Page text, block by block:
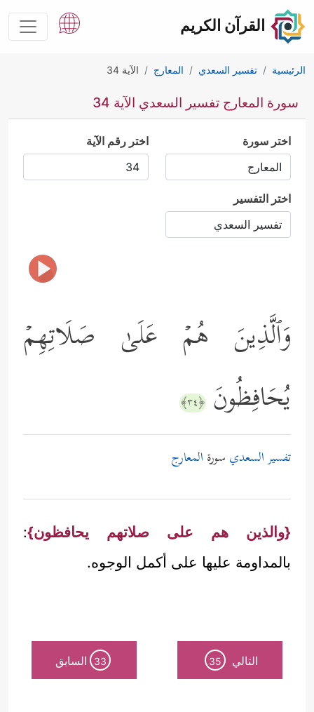
القرآن الكريم
الرئيسية تفسير السعدي المعارج الآية 34
سورة المعارج تفسير السعدي الآية 34
اختر سورة اختر رقم الآية
اختر التفسير
وَٱلَّذِینَ هُمۡ عَلَىٰ صَلَاتِهِمۡ
یُحَافِظُونَ ﴿٣٤﴾
تفسير السعدي سورة المعارج
{والذين هم على صلاتهم يحافظون}:
بالمداومة عليها على أكمل الوجوه.
التالي 35
33 السابق